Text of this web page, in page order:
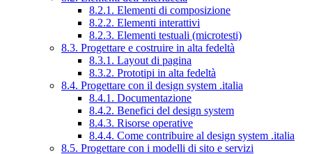
8.2.1. Elementi di composizione
8.2.2. Elementi interattivi
8.2.3. Elementi testuali (microtesti)
8.3. Progettare e costruire in alta fedeltà
8.3.1. Layout di pagina
8.3.2. Prototipi in alta fedeltà
8.4. Progettare con il design system .italia
8.4.1. Documentazione
8.4.2. Benefici del design system
8.4.3. Risorse operative
8.4.4. Come contribuire al design system .italia
8.5. Progettare con i modelli di sito e servizi